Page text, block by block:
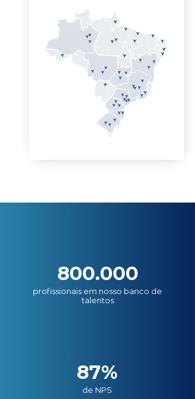
800.000
profissionais em nosso banco de
talentos
87%
de NPS